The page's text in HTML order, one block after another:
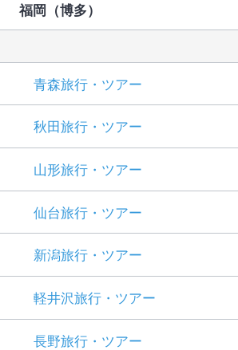
東京→広島 新幹線パック・ツアー
東京→福岡（博多） 新幹線パッ
福岡（博多）
青森旅行・ツアー
秋田旅行・ツアー
山形旅行・ツアー
仙台旅行・ツアー
新潟旅行・ツアー
軽井沢旅行・ツアー
長野旅行・ツアー